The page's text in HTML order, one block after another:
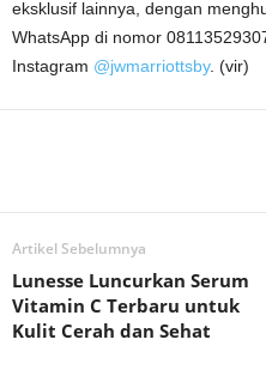
eksklusif lainnya, dengan
WhatsApp di nomor
Instagram @jwmarriottsby. (vir)
Artikel Sebelumnya
Lunesse Luncurkan Serum
Vitamin C Terbaru untuk
Kulit Cerah dan Sehat